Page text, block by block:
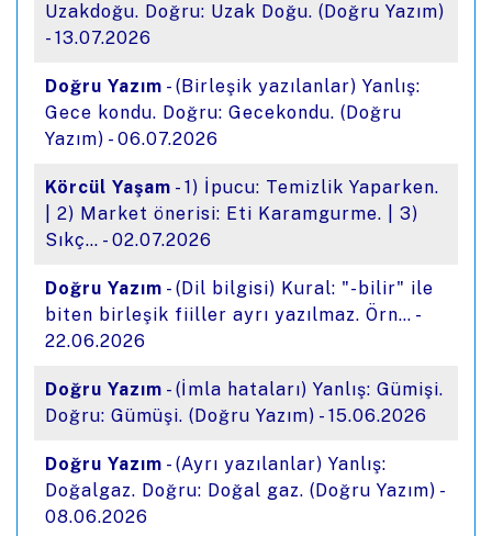
Uzakdoğu. Doğru: Uzak Doğu. (Doğru Yazım)
- 13.07.2026
Doğru Yazım - (Birleşik yazılanlar) Yanlış:
Gece kondu. Doğru: Gecekondu. (Doğru
Yazım) - 06.07.2026
Körcül Yaşam - 1) İpucu: Temizlik Yaparken.
| 2) Market önerisi: Eti Karamgurme. | 3)
Sıkç… - 02.07.2026
Doğru Yazım - (Dil bilgisi) Kural: "-bilir" ile
biten birleşik fiiller ayrı yazılmaz. Örn… -
22.06.2026
Doğru Yazım - (İmla hataları) Yanlış: Gümişi.
Doğru: Gümüşi. (Doğru Yazım) - 15.06.2026
Doğru Yazım - (Ayrı yazılanlar) Yanlış:
Doğalgaz. Doğru: Doğal gaz. (Doğru Yazım) -
08.06.2026